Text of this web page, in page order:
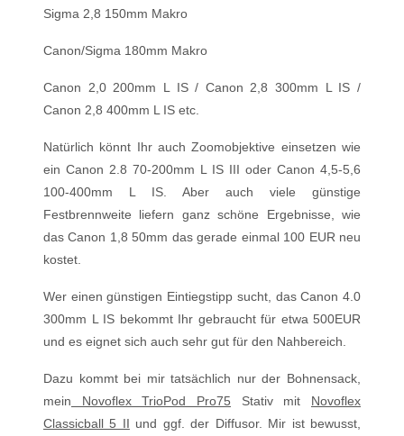
Sigma 2,8 150mm Makro
Canon/Sigma 180mm Makro
Canon 2,0 200mm L IS / Canon 2,8 300mm L IS /
Canon 2,8 400mm L IS etc.
Natürlich könnt Ihr auch Zoomobjektive einsetzen wie
ein Canon 2.8 70-200mm L IS III oder Canon 4,5-5,6
100-400mm L IS. Aber auch viele günstige
Festbrennweite liefern ganz schöne Ergebnisse, wie
das Canon 1,8 50mm das gerade einmal 100 EUR neu
kostet.
Wer einen günstigen Eintiegstipp sucht, das Canon 4.0
300mm L IS bekommt Ihr gebraucht für etwa 500EUR
und es eignet sich auch sehr gut für den Nahbereich.
Dazu kommt bei mir tatsächlich nur der Bohnensack,
mein Novoflex TrioPod Pro75 Stativ mit Novoflex
Classicball 5 II und ggf. der Diffusor. Mir ist bewusst,